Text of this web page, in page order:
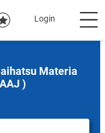
Login
Materia
)